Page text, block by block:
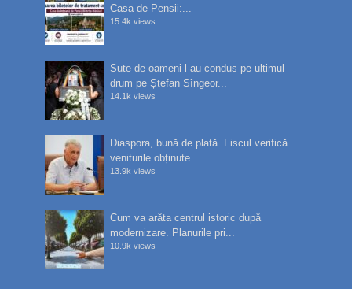
Casa de Pensii:...
15.4k views
Sute de oameni l-au condus pe ultimul
drum pe Ștefan Sîngeor...
14.1k views
Diaspora, bună de plată. Fiscul verifică
veniturile obținute...
13.9k views
Cum va arăta centrul istoric după
modernizare. Planurile pri...
10.9k views